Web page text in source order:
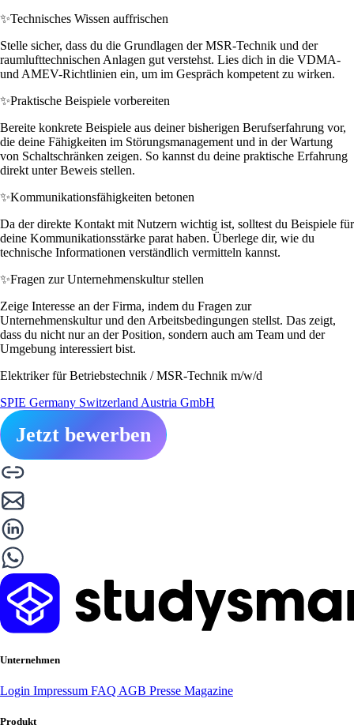
✨Technisches Wissen auffrischen
Stelle sicher, dass du die Grundlagen der MSR-Technik und der
raumlufttechnischen Anlagen gut verstehst. Lies dich in die VDMA-
und AMEV-Richtlinien ein, um im Gespräch kompetent zu wirken.
✨Praktische Beispiele vorbereiten
Bereite konkrete Beispiele aus deiner bisherigen Berufserfahrung vor,
die deine Fähigkeiten im Störungsmanagement und in der Wartung
von Schaltschränken zeigen. So kannst du deine praktische Erfahrung
direkt unter Beweis stellen.
✨Kommunikationsfähigkeiten betonen
Da der direkte Kontakt mit Nutzern wichtig ist, solltest du Beispiele für
deine Kommunikationsstärke parat haben. Überlege dir, wie du
technische Informationen verständlich vermitteln kannst.
✨Fragen zur Unternehmenskultur stellen
Zeige Interesse an der Firma, indem du Fragen zur
Unternehmenskultur und den Arbeitsbedingungen stellst. Das zeigt,
dass du nicht nur an der Position, sondern auch am Team und der
Umgebung interessiert bist.
Elektriker für Betriebstechnik / MSR-Technik m/w/d
SPIE Germany Switzerland Austria GmbH
Jetzt bewerben
Unternehmen
Login Impressum FAQ AGB Presse Magazine
Produkt